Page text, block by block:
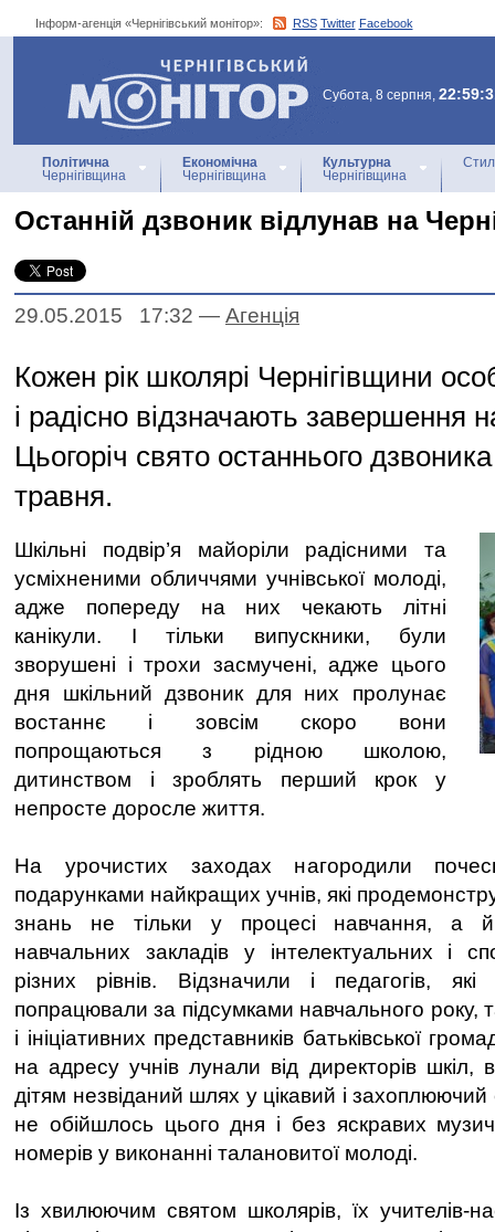
Інформ-агенція «Чернігівський монітор»: RSS Twitter Facebook
Інформ-агенція
«Чернігівський монітор»
Субота, 8 серпня,
Політична
Чернігівщина
Економічна
Чернігівщина
Культурна
Чернігівщина
Останній дзвоник відлунав на
29.05.2015 17:32 — Агенцiя
Кожен рік школярі Чернігівщини
і радісно відзначають завершення
Цьогоріч свято останнього
травня.
Шкільні подвір’я майоріли радісними та
усміхненими обличчями учнівської молоді,
адже попереду на них чекають літні
канікули. І тільки випускники, були
зворушені і трохи засмучені, адже цього
дня шкільний дзвоник для них пролунає
востаннє і зовсім скоро вони
попрощаються з рідною школою,
дитинством і зроблять перший крок у
непросте доросле життя.
На урочистих заходах нагородили
подарунками найкращих учнів, які
знань не тільки у процесі навчання, а
навчальних закладів у інтелектуальних і
різних рівнів. Відзначили і педагогів, які
попрацювали за підсумками навчального року,
і ініціативних представників батьківської
на адресу учнів лунали від директорів шкіл,
дітям незвіданий шлях у цікавий і
не обійшлось цього дня і без яскравих
номерів у виконанні талановитої молоді.
Із хвилюючим святом школярів, їх учителів-